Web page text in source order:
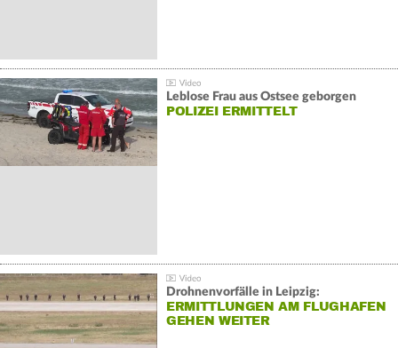
Leblose Frau aus Ostsee geborgen
POLIZEI ERMITTELT
Drohnenvorfälle in Leipzig:
ERMITTLUNGEN AM FLUGHAFEN
GEHEN WEITER